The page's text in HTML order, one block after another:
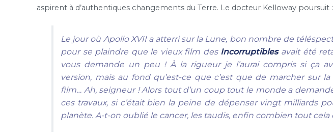
aspirent à d’authentiques changements du Terre. Le docteur Kelloway poursuit :
Le jour où Apollo XVII a atterri sur la Lune, bon nombre de
pour se plaindre que le vieux film des Incorruptibles avait été
vous demande un peu ! À la rigueur je l’aurai compris si ça
version, mais au fond qu’est-ce que c’est que de marcher sur
film… Ah, seigneur ! Alors tout d’un coup tout le monde a
ces travaux, si c’était bien la peine de dépenser vingt milliards
planète. A-t-on oublié le cancer, les taudis, enfin combien tout cela